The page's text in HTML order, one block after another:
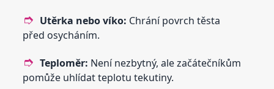
Utěrka nebo víko: Chrání povrch těsta
před osycháním.
Teploměr: Není nezbytný, ale začátečníkům
pomůže uhlídat teplotu tekutiny.